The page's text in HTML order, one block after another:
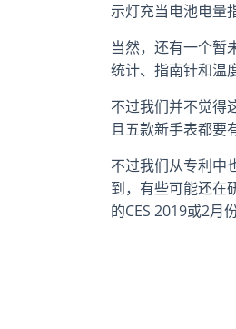
示灯充当电池电量
当然，还有一个暂
统计、指南针和温
不过我们并不觉得
且五款新手表都要
不过我们从专利中
到，有些可能还在
的CES 2019或2月